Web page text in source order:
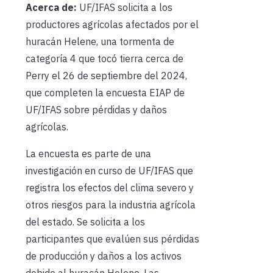
Acerca de: UF/IFAS solicita a los
productores agrícolas afectados por el
huracán Helene, una tormenta de
categoría 4 que tocó tierra cerca de
Perry el 26 de septiembre del 2024,
que completen la encuesta EIAP de
UF/IFAS sobre pérdidas y daños
agrícolas.
La encuesta es parte de una
investigación en curso de UF/IFAS que
registra los efectos del clima severo y
otros riesgos para la industria agrícola
del estado. Se solicita a los
participantes que evalúen sus pérdidas
de producción y daños a los activos